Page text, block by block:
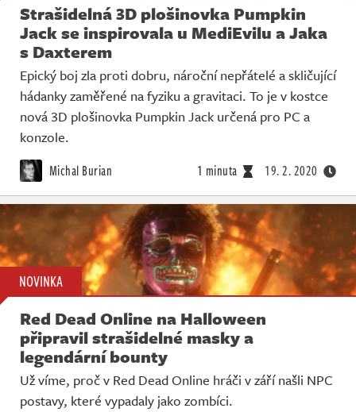
Strašidelná 3D plošinovka Pumpkin
Jack se inspirovala u MediEvilu a Jaka
s Daxterem
Epický boj zla proti dobru, nároční nepřátelé a skličující
hádanky zaměřené na fyziku a gravitaci. To je v kostce
nová 3D plošinovka Pumpkin Jack určená pro PC a
konzole.
Michal Burian 1 minuta 19. 2. 2020
NOVINKA
Red Dead Online na Halloween
připravil strašidelné masky a
legendární bounty
Už víme, proč v Red Dead Online hráči v září našli NPC
postavy, které vypadaly jako zombíci.